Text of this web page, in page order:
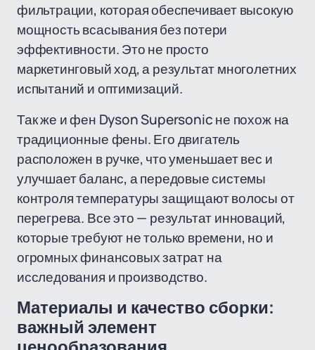
фильтрации, которая обеспечивает высокую
мощность всасывания без потери
эффективности. Это не просто
маркетинговый ход, а результат многолетних
испытаний и оптимизаций.
Так же и фен Dyson Supersonic не похож на
традиционные фены. Его двигатель
расположен в ручке, что уменьшает вес и
улучшает баланс, а передовые системы
контроля температуры защищают волосы от
перегрева. Все это — результат инноваций,
которые требуют не только времени, но и
огромных финансовых затрат на
исследования и производство.
Материалы и качество сборки:
важный элемент